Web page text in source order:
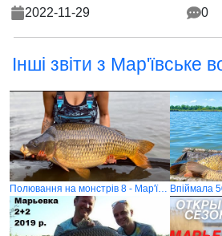
2022-11-29 0
Інші звіти з Мар'ївське
Полювання на монстрів 8 - Мар'ївка